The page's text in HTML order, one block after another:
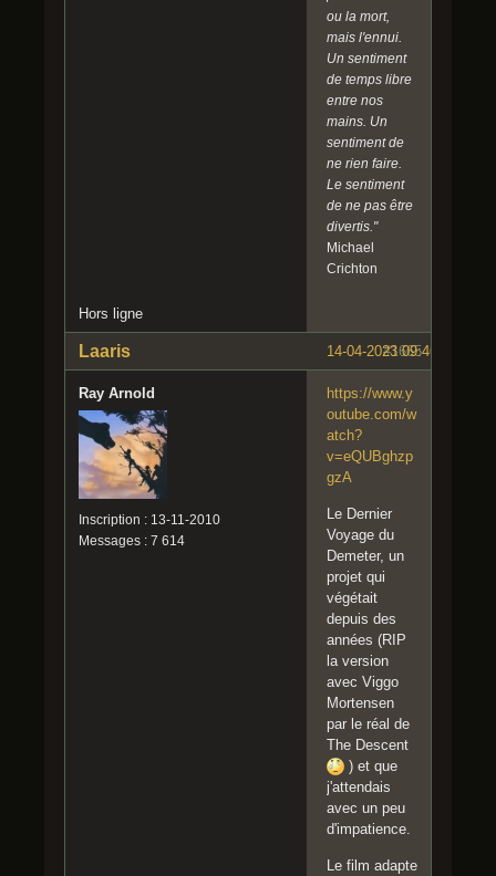
ou la mort,
mais l'ennui.
Un sentiment
de temps libre
entre nos
mains. Un
sentiment de
ne rien faire.
Le sentiment
de ne pas être
divertis."
Michael
Crichton
Hors ligne
#1665
14-04-2023 09:46:29
Laaris
Ray Arnold
Inscription : 13-11-2010
Messages : 7 614
https://www.y
outube.com/w
atch?
v=eQUBghzp
gzA
Le Dernier
Voyage du
Demeter, un
projet qui
végétait
depuis des
années (RIP
la version
avec Viggo
Mortensen
par le réal de
The Descent
) et que
j'attendais
avec un peu
d'impatience.
Le film adapte